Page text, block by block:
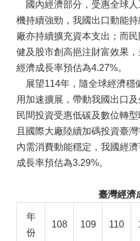
國內經濟部分，受惠全球
機持續強勁，我國出口動能
廠亦持續擴充資本支出；而
健及股市創高挹注財富效果
經濟成長率預估為4.27%。
展望114年，隨全球經濟穩
用加速擴展，帶動我國出口
民間投資受惠低碳及數位轉
且國際大廠陸續加碼投資臺
內需消費動能穩定，我國經
成長率預估為3.29%。
臺灣經濟
年
份
108 109 110